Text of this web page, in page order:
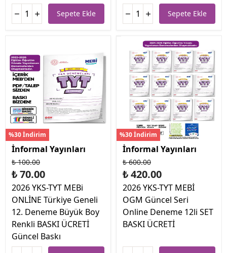
Sepete Ekle Sepete Ekle
%30 İndirim
İnformal Yayınları
₺ 100.00
₺ 70.00
2026 YKS-TYT MEBi
ONLİNE Türkiye Geneli
12. Deneme Büyük Boy
Renkli BASKI ÜCRETİ
Güncel Baskı
%30 İndirim
İnformal Yayınları
₺ 600.00
₺ 420.00
2026 YKS-TYT MEBİ
OGM Güncel Seri
Online Deneme 12li SET
BASKI ÜCRETİ